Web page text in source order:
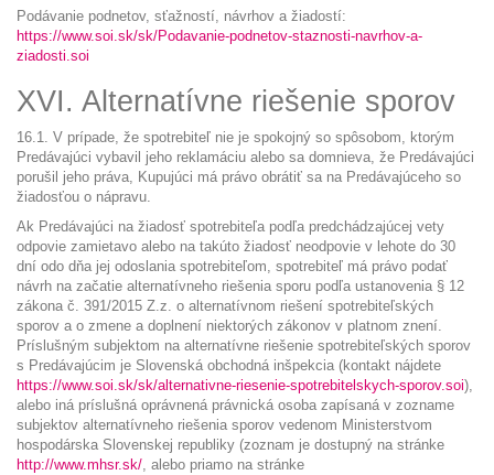
Podávanie podnetov, sťažností, návrhov a žiadostí:
https://www.soi.sk/sk/Podavanie-podnetov-staznosti-navrhov-a-
ziadosti.soi
XVI. Alternatívne riešenie sporov
16.1. V prípade, že spotrebiteľ nie je spokojný so spôsobom, ktorým
Predávajúci vybavil jeho reklamáciu alebo sa domnieva, že Predávajúci
porušil jeho práva, Kupujúci má právo obrátiť sa na Predávajúceho so
žiadosťou o nápravu.
Ak Predávajúci na žiadosť spotrebiteľa podľa predchádzajúcej vety
odpovie zamietavo alebo na takúto žiadosť neodpovie v lehote do 30
dní odo dňa jej odoslania spotrebiteľom, spotrebiteľ má právo podať
návrh na začatie alternatívneho riešenia sporu podľa ustanovenia § 12
zákona č. 391/2015 Z.z. o alternatívnom riešení spotrebiteľských
sporov a o zmene a doplnení niektorých zákonov v platnom znení.
Príslušným subjektom na alternatívne riešenie spotrebiteľských sporov
s Predávajúcim je Slovenská obchodná inšpekcia (kontakt nájdete
https://www.soi.sk/sk/alternativne-riesenie-spotrebitelskych-sporov.soi),
alebo iná príslušná oprávnená právnická osoba zapísaná v zozname
subjektov alternatívneho riešenia sporov vedenom Ministerstvom
hospodárska Slovenskej republiky (zoznam je dostupný na stránke
http://www.mhsr.sk/, alebo priamo na stránke